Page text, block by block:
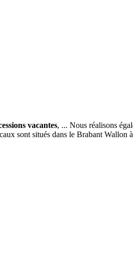
vacantes, ... Nous réalisons
sont situés dans le Brabant Wallon